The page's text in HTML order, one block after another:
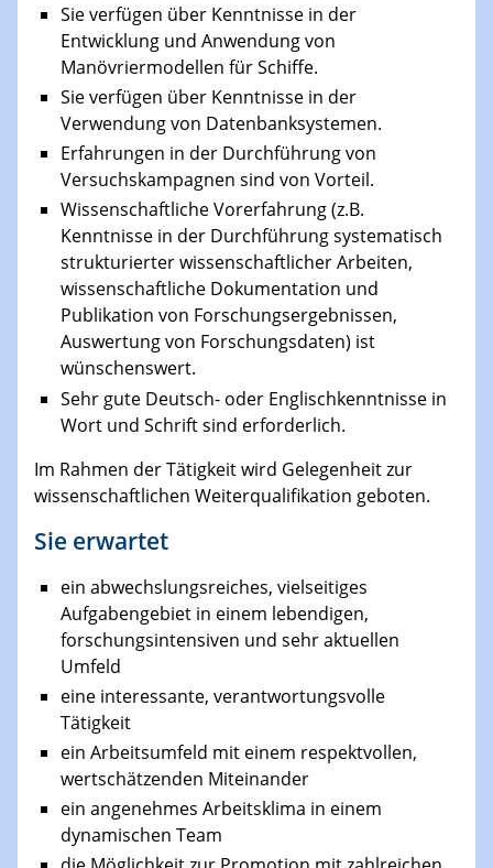
Sie verfügen über Kenntnisse in der
Entwicklung und Anwendung von
Manövriermodellen für Schiffe.
Sie verfügen über Kenntnisse in der
Verwendung von Datenbanksystemen.
Erfahrungen in der Durchführung von
Versuchskampagnen sind von Vorteil.
Wissenschaftliche Vorerfahrung (z.B.
Kenntnisse in der Durchführung systematisch
strukturierter wissenschaftlicher Arbeiten,
wissenschaftliche Dokumentation und
Publikation von Forschungsergebnissen,
Auswertung von Forschungsdaten) ist
wünschenswert.
Sehr gute Deutsch- oder Englischkenntnisse in
Wort und Schrift sind erforderlich.
Im Rahmen der Tätigkeit wird Gelegenheit zur
wissenschaftlichen Weiterqualifikation geboten.
Sie erwartet
ein abwechslungsreiches, vielseitiges
Aufgabengebiet in einem lebendigen,
forschungsintensiven und sehr aktuellen
Umfeld
eine interessante, verantwortungsvolle
Tätigkeit
ein Arbeitsumfeld mit einem respektvollen,
wertschätzenden Miteinander
ein angenehmes Arbeitsklima in einem
dynamischen Team